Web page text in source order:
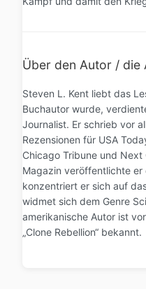
Über den Autor / die
Steven L. Kent liebt das
Buchautor wurde,
Journalist. Er schrieb vor
Rezensionen für USA
Chicago Tribune und Next
Magazin veröffentlichte
konzentriert er sich auf
widmet sich dem Genre
amerikanische Autor ist
„Clone Rebellion“ bekannt.